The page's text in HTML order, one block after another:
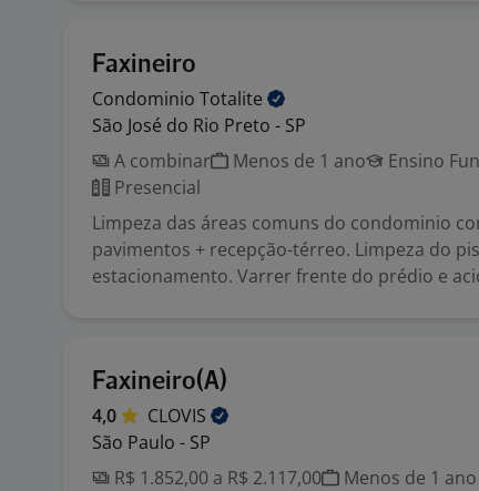
Faxineiro
Condominio Totalite
São José do Rio Preto - SP
A combinar
Menos de 1 ano
Ensino
Presencial
Limpeza das áreas comuns do condominio
pavimentos + recepção-térreo. Limpeza do
estacionamento. Varrer frente do prédio e
Faxineiro(A)
4,0
CLOVIS
São Paulo - SP
R$ 1.852,00 a R$ 2.117,00
Menos de 1 ano